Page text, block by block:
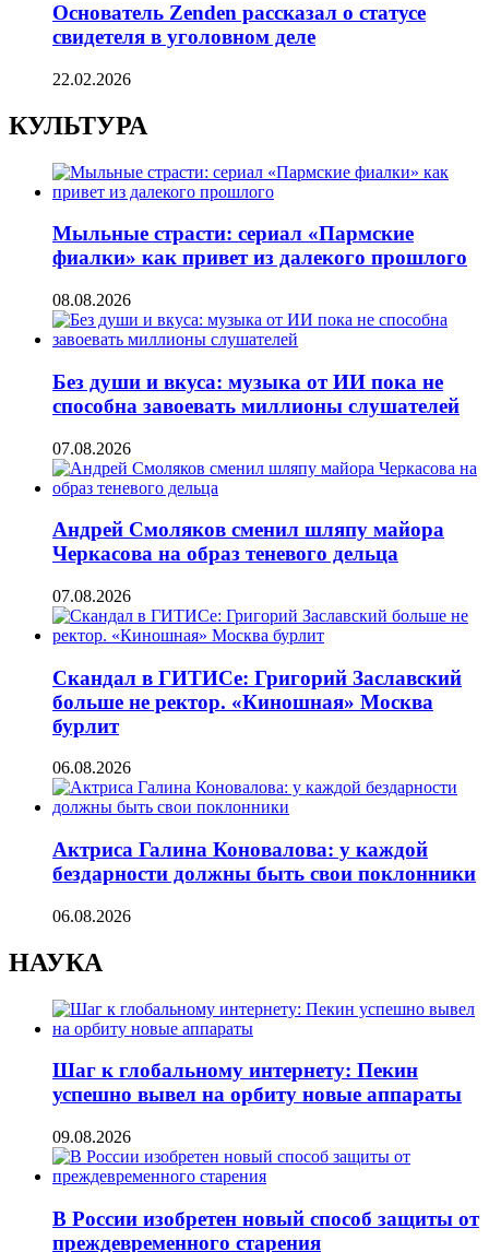
Основатель Zenden рассказал о статусе
свидетеля в уголовном деле
22.02.2026
КУЛЬТУРА
Мыльные страсти: сериал «Пармские
фиалки» как привет из далекого прошлого
08.08.2026
Без души и вкуса: музыка от ИИ пока не
способна завоевать миллионы слушателей
07.08.2026
Андрей Смоляков сменил шляпу майора
Черкасова на образ теневого дельца
07.08.2026
Скандал в ГИТИСе: Григорий Заславский
больше не ректор. «Киношная» Москва
бурлит
06.08.2026
Актриса Галина Коновалова: у каждой
бездарности должны быть свои поклонники
06.08.2026
НАУКА
Шаг к глобальному интернету: Пекин
успешно вывел на орбиту новые аппараты
09.08.2026
В России изобретен новый способ защиты от
преждевременного старения